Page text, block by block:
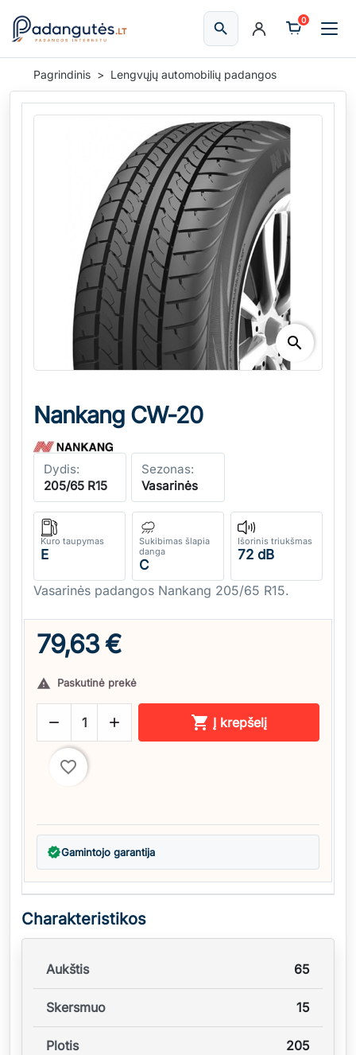
searchIeškoti
0
Pagrindinis Lengvųjų automobilių padangos
search
Nankang CW-20
Dydis:
205/65 R15
Sezonas:
Vasarinės
Kuro taupymas
E
Sukibimas šlapia
danga
C
Išorinis triukšmas
72 dB
Vasarinės padangos Nankang 205/65 R15.
79,63 €
 Paskutinė prekė
   Į krepšelį
favorite_border
verifiedGamintojo garantija
Charakteristikos
Aukštis 65
Skersmuo 15
Plotis 205